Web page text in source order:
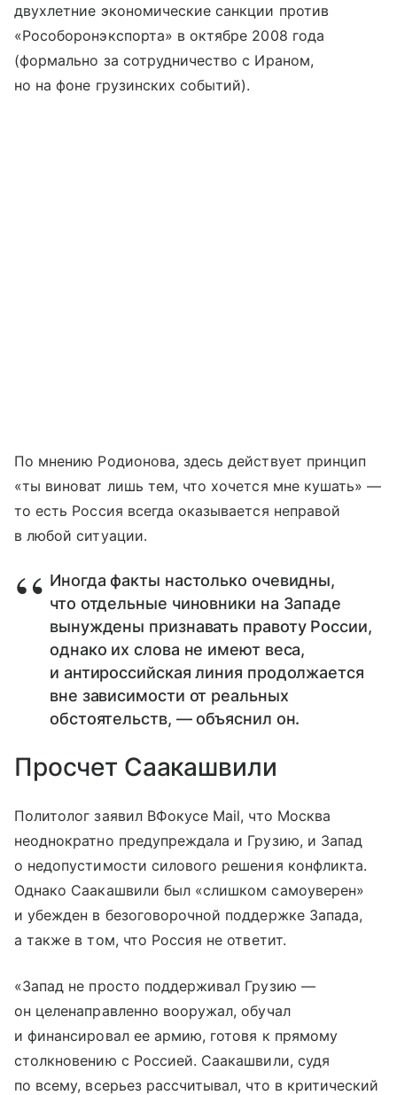
двухлетние экономические санкции против
«Рособоронэкспорта» в октябре 2008 года
(формально за сотрудничество с Ираном,
но на фоне грузинских событий).
По мнению Родионова, здесь действует принцип
«ты виноват лишь тем, что хочется мне кушать» —
то есть Россия всегда оказывается неправой
в любой ситуации.
Иногда факты настолько очевидны,
что отдельные чиновники на Западе
вынуждены признавать правоту России,
однако их слова не имеют веса,
и антироссийская линия продолжается
вне зависимости от реальных
обстоятельств, — объяснил он.
Просчет Саакашвили
Политолог заявил ВФокусе Mail, что Москва
неоднократно предупреждала и Грузию, и Запад
о недопустимости силового решения конфликта.
Однако Саакашвили был «слишком самоуверен»
и убежден в безоговорочной поддержке Запада,
а также в том, что Россия не ответит.
«Запад не просто поддерживал Грузию —
он целенаправленно вооружал, обучал
и финансировал ее армию, готовя к прямому
столкновению с Россией. Саакашвили, судя
по всему, всерьез рассчитывал, что в критический